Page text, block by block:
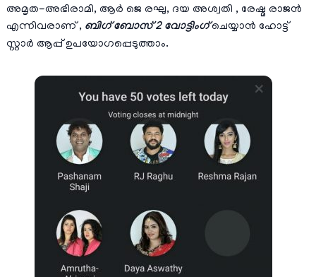
അമൃത-അഭിരാമി, ആര്‍ ജെ രഘു, ദയ അശ്വതി , രേഷ്മ രാജന്‍
എന്നിവരാണ്‌ , ബിഗ്‌ ബോസ് 2 വോട്ടിംഗ് ചെയ്യാന്‍ ഹോട്ട്
സ്റ്റാര്‍ ആപ്പ് ഉപയോഗപ്പെടുത്താം.